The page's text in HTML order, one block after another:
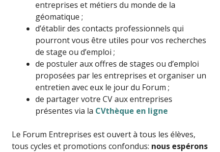
entreprises et métiers du monde de la
géomatique ;
d’établir des contacts professionnels qui
pourront vous être utiles pour vos recherches
de stage ou d’emploi ;
de postuler aux offres de stages ou d’emploi
proposées par les entreprises et organiser un
entretien avec eux le jour du Forum ;
de partager votre CV aux entreprises
présentes via la CVthèque en ligne
Le Forum Entreprises est ouvert à tous les élèves,
tous cycles et promotions confondus: nous espérons